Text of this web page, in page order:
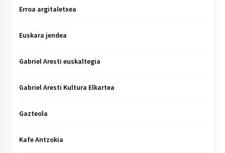
Erroa argitaletxea
Euskara jendea
Gabriel Aresti euskaltegia
Gabriel Aresti Kultura Elkartea
Gazteola
Kafe Antzokia